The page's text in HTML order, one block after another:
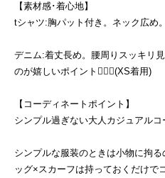
【素材感･着心地】
tシャツ:胸パット付き。ネック広め
デニム:着丈長め。腰周りスッキリ
のが嬉しいポイント🙆🏻‍♀️(XS着用)
【コーディネートポイント】
シンプル過ぎない大人カジュアルコ
シンプルな服装のときは小物に拘
ッグ×スカーフは持っておくだけで